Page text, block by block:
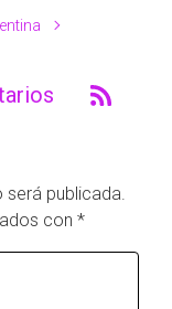
publicada.
con *